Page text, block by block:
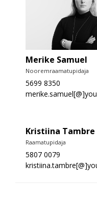
Merike Samuel
Nooremraamatupidaja
5699 8350
Kristiina Tambre
Raamatupidaja
5807 0079